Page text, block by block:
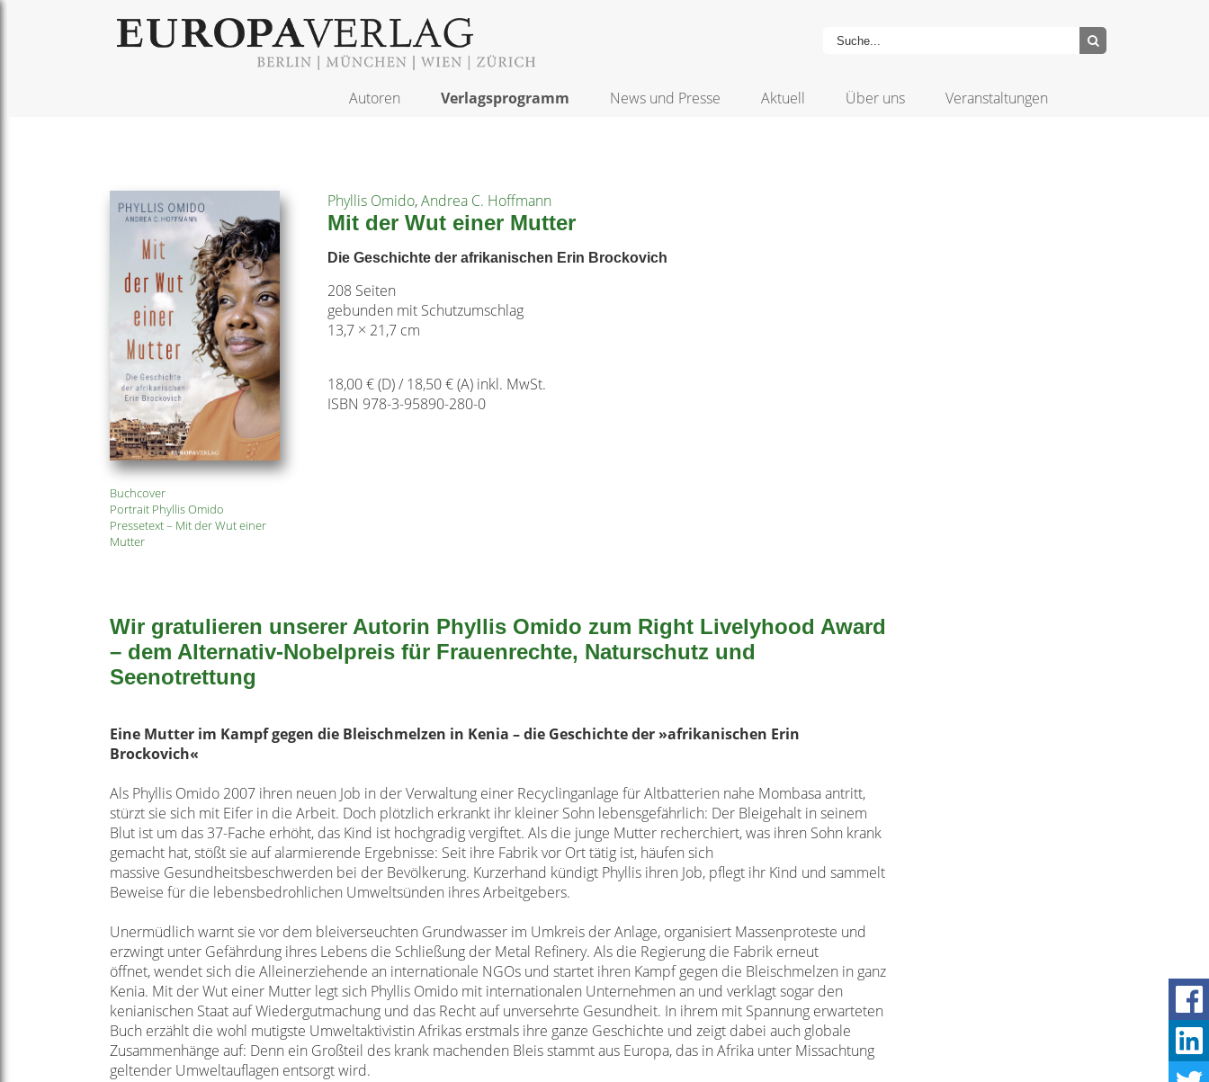
Autoren Verlagsprogramm News und Presse Aktuell Über uns Veranstaltungen
Buchcover
Portrait Phyllis Omido
Pressetext – Mit der Wut einer
Mutter
Phyllis Omido,Andrea C. Hoffmann
Mit der Wut einer Mutter
Die Geschichte der afrikanischen Erin Brockovich
208 Seiten
gebunden mit Schutzumschlag
13,7 × 21,7 cm
18,00 € (D) / 18,50 € (A) inkl. MwSt.
ISBN 978-3-95890-280-0
Wir gratulieren unserer Autorin Phyllis Omido zum Right Livelyhood Award
– dem Alternativ-Nobelpreis für Frauenrechte, Naturschutz und
Seenotrettung
Eine Mutter im Kampf gegen die Bleischmelzen in Kenia – die Geschichte der »afrikanischen Erin
Brockovich«
Als Phyllis Omido 2007 ihren neuen Job in der Verwaltung einer Recyclinganlage für Altbatterien nahe Mombasa antritt,
stürzt sie sich mit Eifer in die Arbeit. Doch plötzlich erkrankt ihr kleiner Sohn lebensgefährlich: Der Bleigehalt in seinem
Blut ist um das 37-Fache erhöht, das Kind ist hochgradig vergiftet. Als die junge Mutter recherchiert,was ihren Sohn krank
gemacht hat, stößt sie auf alarmierende Ergebnisse: Seit ihre Fabrik vor Ort tätig ist, häufen sich
massive Gesundheitsbeschwerden bei der Bevölkerung. Kurzerhand kündigt Phyllis ihren Job, pflegt ihr Kind und sammelt
Beweise für die lebensbedrohlichen Umweltsünden ihres Arbeitgebers.
Unermüdlich warnt sie vor dem bleiverseuchten Grundwasser im Umkreis derAnlage, organisiert Massenproteste und
erzwingt unter Gefährdung ihres Lebens die Schließung der Metal Refinery. Als die Regierung die Fabrik erneut
öffnet,wendet sich die Alleinerziehende an internationale NGOs und startet ihren Kampfgegen die Bleischmelzen in ganz
Kenia. Mit der Wut einer Mutter legt sich Phyllis Omido mit internationalen Unternehmen an und verklagt sogar den
kenianischen Staat auf Wiedergutmachung und das Recht auf unversehrte Gesundheit. In ihrem mit Spannung erwarteten
Buch erzählt die wohl mutigste Umweltaktivistin Afrikas erstmals ihre ganze Geschichte und zeigt dabei auch globale
Zusammenhänge auf: Denn ein Großteil des krank machenden Bleis stammt aus Europa, das in Afrika unter Missachtung
geltender Umweltauflagen entsorgt wird.